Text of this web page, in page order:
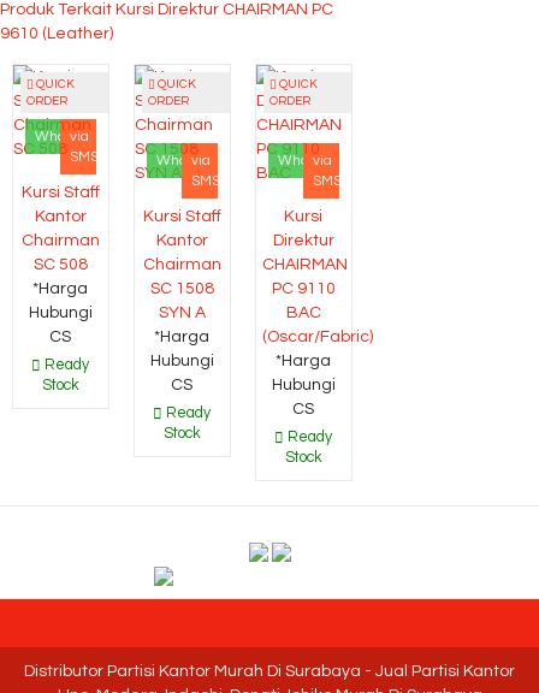
Produk Terkait Kursi Direktur CHAIRMAN PC
9610 (Leather)
QUICK
ORDER
Whatsapp
via
SMS
Kursi Staff
Kantor
Chairman
SC 508
*Harga
Hubungi
CS
Ready
Stock
QUICK
ORDER
Whatsapp
via
SMS
Kursi Staff
Kantor
Chairman
SC 1508
SYN A
*Harga
Hubungi
CS
Ready
Stock
QUICK
ORDER
Whatsapp
via
SMS
Kursi
Direktur
CHAIRMAN
PC 9110
BAC
(Oscar/Fabric)
*Harga
Hubungi
CS
Ready
Stock
Distributor Partisi Kantor Murah Di Surabaya - Jual Partisi Kantor